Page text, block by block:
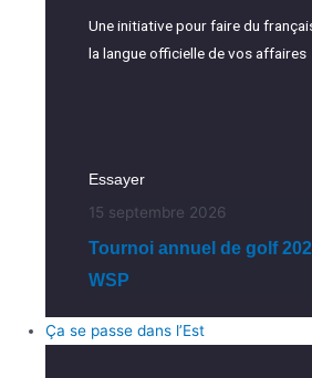
Une initiative pour faire du
la langue officielle de vos affaires
Essayer
15 septembre 2026
Tournoi annuel de golf
WSP
Ça se passe dans l’Est